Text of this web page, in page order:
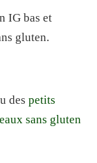
IG bas et
gluten.
des petits
sans gluten